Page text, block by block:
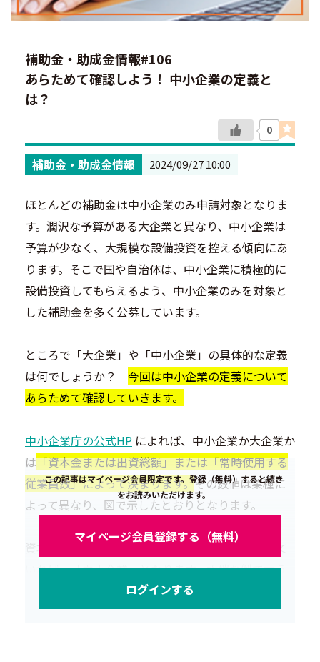
補助金・助成金情報#106
あらためて確認しよう！ 中小企業の定義と
は？
0
補助金・助成金情報 2024/09/27 10:00
ほとんどの補助金は中小企業のみ申請対象となりま
す。潤沢な予算がある大企業と異なり、中小企業は
予算が少なく、大規模な設備投資を控える傾向にあ
ります。そこで国や自治体は、中小企業に積極的に
設備投資してもらえるよう、中小企業のみを対象と
した補助金を多く公募しています。
ところで「大企業」や「中小企業」の具体的な定義
は何でしょうか？ 今回は中小企業の定義について
あらためて確認していきます。
中小企業庁の公式HP によれば、中小企業か大企業か
は「資本金または出資総額」または「常時使用する
従業員数」によって決まります。その数値は業種に
よって異なり、図で示したとおりとなります。
資本金または従業員数のどちらかが条件を満たして
いれば、「中小企業」となります。極端な例で言う
と、「資本金1,000億円、従業員数50人の製造業」で
も「中小企業」と見做されることになります。
この記事はマイページ会員限定です。登録（無料）すると続き
をお読みいただけます。
マイページ会員登録する（無料）
ログインする